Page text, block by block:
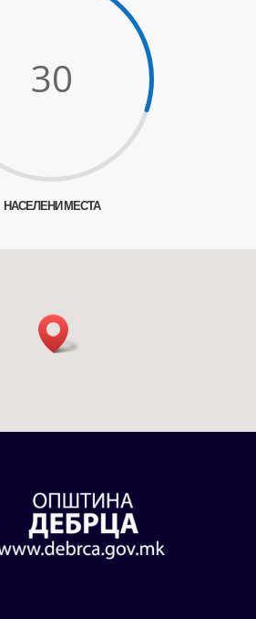
30
НАСЕЛЕНИ МЕСТА